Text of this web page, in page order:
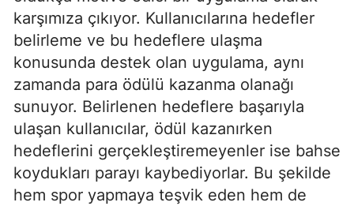
karşımıza çıkıyor. Kullanıcılarına hedefler
belirleme ve bu hedeflere ulaşma
konusunda destek olan uygulama, aynı
zamanda para ödülü kazanma olanağı
sunuyor. Belirlenen hedeflere başarıyla
ulaşan kullanıcılar, ödül kazanırken
hedeflerini gerçekleştiremeyenler ise bahse
koydukları parayı kaybediyorlar. Bu şekilde
hem spor yapmaya teşvik eden hem de